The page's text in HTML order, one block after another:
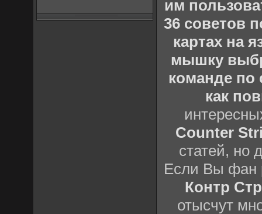
им
36 советов
картах на
мышку
команде по
как
Counter
статей, но
Если Вы фан
Контр
отысчут